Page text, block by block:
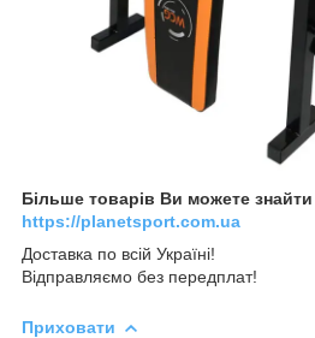
Більше товарів Ви можете
https://planetsport.com.ua
Доставка по всій Україні!
Відправляємо без передплат!
Приховати